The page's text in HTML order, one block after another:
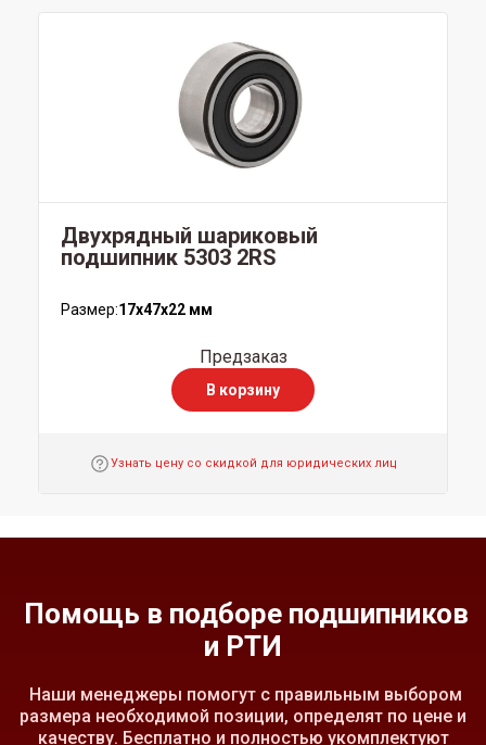
Двухрядный шариковый
подшипник 5303 2RS
Размер:17x47x22 мм
Предзаказ
В корзину
Узнать цену со скидкой для юридических лиц
Помощь в подборе подшипников
и РТИ
Наши менеджеры помогут с правильным выбором
размера необходимой позиции, определят по цене и
качеству. Бесплатно и полностью укомплектуют